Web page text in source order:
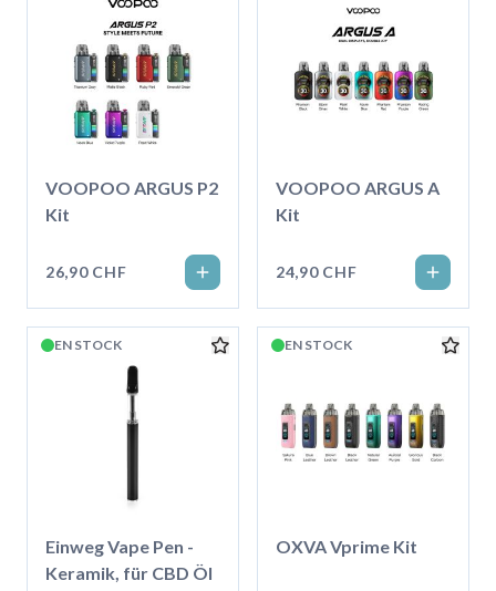
VOOPOO ARGUS P2
Kit
26,90 CHF
VOOPOO ARGUS A
Kit
24,90 CHF
EN STOCK
Einweg Vape Pen -
Keramik, für CBD Öl
EN STOCK
OXVA Vprime Kit